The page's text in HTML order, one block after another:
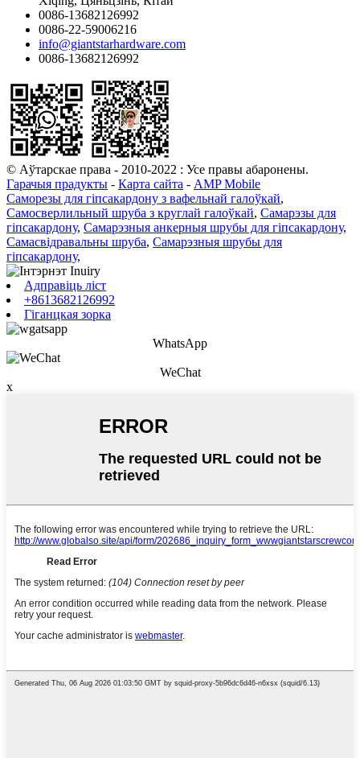
0086-13682126992
0086-22-59006216
info@giantstarhardware.com
0086-13682126992
© Аўтарскае права - 2010-2022 : Усе правы абаронены.
Гарачыя прадукты - Карта сайта - AMP Mobile
Саморезы для гіпсакардону з вафельнай галоўкай,
Самосверлильный шруба з круглай галоўкай, Самарэзы для
гіпсакардону, Самарэзныя анкерныя шрубы для гіпсакардону,
Самасвідравальны шруба, Самарэзныя шрубы для
гіпсакардону,
Адправіць ліст
+8613682126992
Гіганцкая зорка
WhatsApp
WeChat
x